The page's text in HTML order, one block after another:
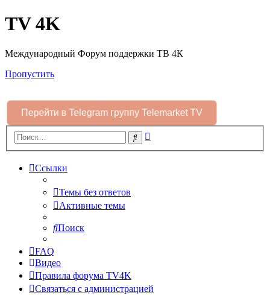
TV 4K
Международный Форум поддержки ТВ 4К
Пропустить
Перейти в Telegram группу Telemarket TV
Поиск
Ссылки
Темы без ответов
Активные темы
Поиск
FAQ
Видео
Правила форума TV4K
Связаться с администрацией